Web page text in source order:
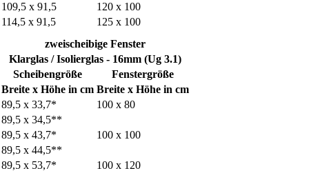
109,5 x 91,5
120 x 100
114,5 x 91,5
125 x 100
zweischeibige Fenster
Klarglas / Isolierglas - 16mm (Ug 3.1)
Scheibengröße
Fenstergröße
Breite x Höhe in cm Breite x Höhe in cm
89,5 x 33,7*
100 x 80
89,5 x 34,5**
89,5 x 43,7*
100 x 100
89,5 x 44,5**
89,5 x 53,7*
100 x 120